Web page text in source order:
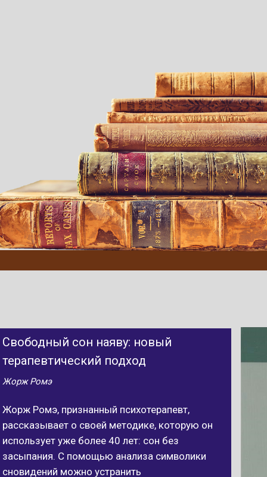
Свободный сон наяву: новый
терапевтический подход
Жорж Ромэ
Жорж Ромэ, признанный психотерапевт,
рассказывает о своей методике, которую он
использует уже более 40 лет: сон без
засыпания. С помощью анализа символики
сновидений можно устранить